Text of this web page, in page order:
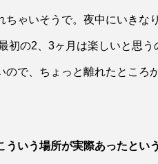
ゃいそうで。夜中にいきな
初の2、3ヶ月は楽しいと思
ので、ちょっと離れたところ
いう場所が実際あったとい